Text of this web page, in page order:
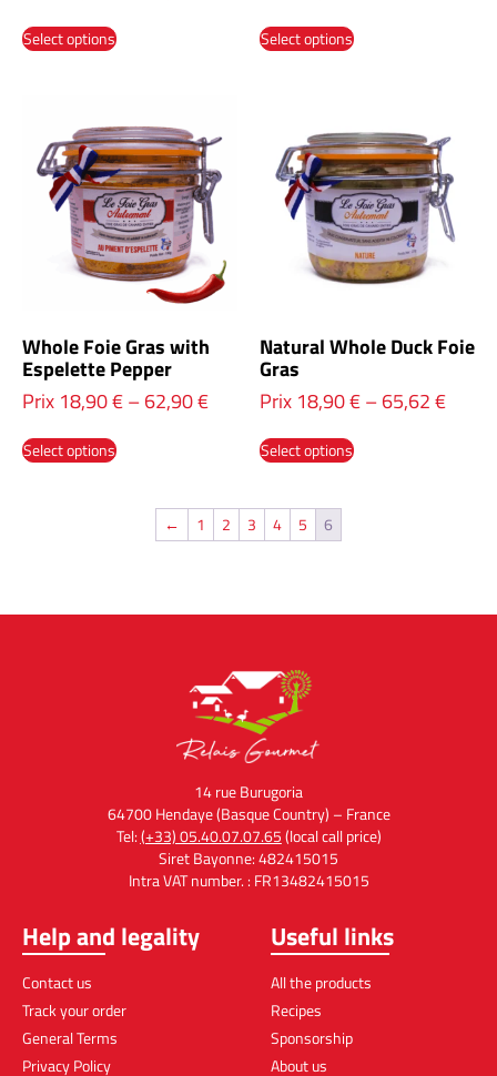
Select options Select options
Whole Foie Gras with
Espelette Pepper
Prix 18,90€–62,90€
Select options
Natural Whole Duck Foie
Gras
Prix 18,90€–65,62€
Select options
← 1 2 3 4 5 6
14 rue Burugoria
64700 Hendaye (Basque Country) – France
Tel:(+33) 05.40.07.07.65(local call price)
Siret Bayonne: 482415015
Intra VAT number. : FR13482415015
Help and legality
Contact us
Track your order
General Terms
Privacy Policy
Useful links
All the products
Recipes
Sponsorship
About us